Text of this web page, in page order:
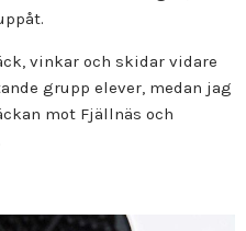
vinkar och skidar vidare
grupp elever, medan jag
mot Fjällnäs och